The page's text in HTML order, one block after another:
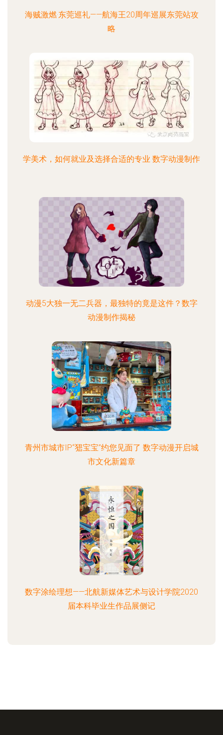
海贼激燃·东莞巡礼——航海王20周年巡展东莞站攻
略
学美术，如何就业及选择合适的专业 数字动漫制作
动漫5大独一无二兵器，最独特的竟是这件？数字
动漫制作揭秘
青州市城市IP“峱宝宝”约您见面了 数字动漫开启城
市文化新篇章
数字涂绘理想——北航新媒体艺术与设计学院2020
届本科毕业生作品展侧记